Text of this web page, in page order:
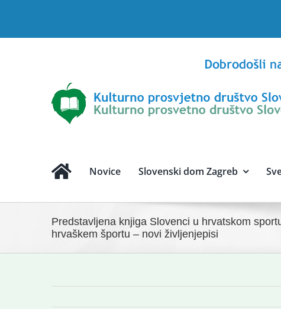
Novice Slovenski dom Zagreb
Predstavljena knjiga Slovenci u hrvatskom
hrvaškem športu – novi življenjepisi